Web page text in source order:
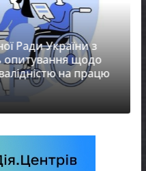
Ради України з
щодо
на працю